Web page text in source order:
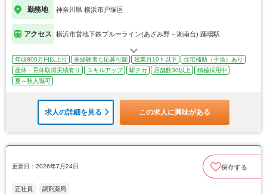
勤務地 神奈川県 横浜市戸塚区
アクセス 横浜市営地下鉄ブルーライン(あざみ野－湘南台) 踊場駅
年収800万円以上可 未経験者も応募可能 残業月10ｈ以下
住宅補助（手当）あり
産休・育休取得実績有り
スキルアップ 駅チカ 店舗数30以上
積極採用中
夏～秋入職可
求人の詳細を見る この求人に興味がある
更新日：2026年7月24日 保存する
正社員 調剤薬局